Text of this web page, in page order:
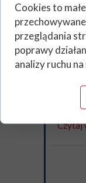
26
📢
Paliw”
📅
Czytaj
Cookies to
przeglądania
poprawy
analizy ruchu